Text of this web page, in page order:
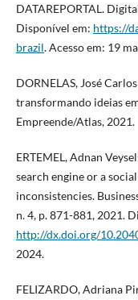
DATAREPORTAL.
Disponível em: https://
brazil. Acesso em: 19
DORNELAS, José
transformando ideias
Empreende/Atlas, 2021.
ERTEMEL, Adnan
search engine or a
inconsistencies.
n. 4, p. 871-881, 2021.
http://dx.doi.org/
2024.
FELIZARDO, Adriana